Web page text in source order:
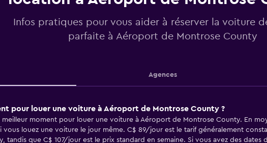
Infos pratiques pour vous aider à réserver la voiture
parfaite à Aéroport de Montrose County
Agences
pour louer une voiture à Aéroport de Montrose County ?
moment pour louer une voiture à Aéroport de Montrose County. En
vous louez une voiture le jour même. C$ 89/jour est le tarif généralement
tandis que C$ 107/jour est le prix standard en semaine. Si vous avez des